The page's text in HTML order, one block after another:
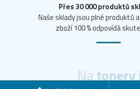
Přes 30 000 produktů
Naše sklady jsou plné produktů
zboží 100 % odpovídá
Natonery